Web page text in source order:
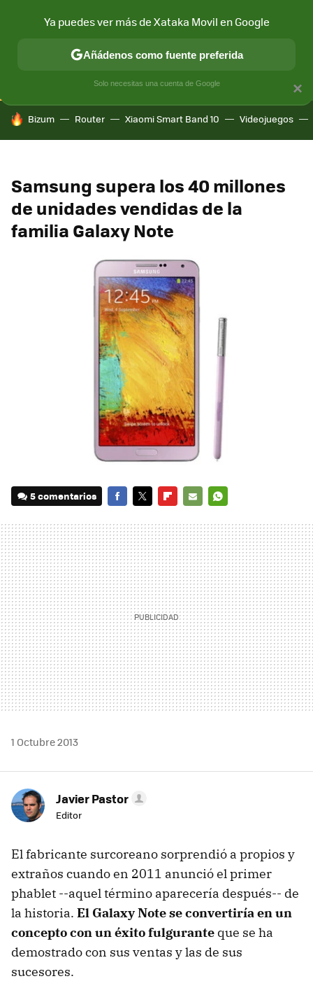
CONECTIVIDAD MÓVIL Y SOCIEDAD APLICACIONES
HOY SE HABLA DE
Bizum Router Xiaomi Smart Band 10 Videojuegos
Samsung supera los 40 millones
de unidades vendidas de la
familia Galaxy Note
5 comentarios
MAIL
1 Octubre 2013
Javier Pastor
Editor
El fabricante surcoreano sorprendió a propios y
extraños cuando en 2011 anunció el primer
phablet --aquel término aparecería después-- de
la historia. El Galaxy Note se convertiría en un
concepto con un éxito fulgurante que se ha
demostrado con sus ventas y las de sus
sucesores.
×
Ya puedes ver más de Xataka Movil en Google
Añádenos como fuente preferida
Solo necesitas una cuenta de Google